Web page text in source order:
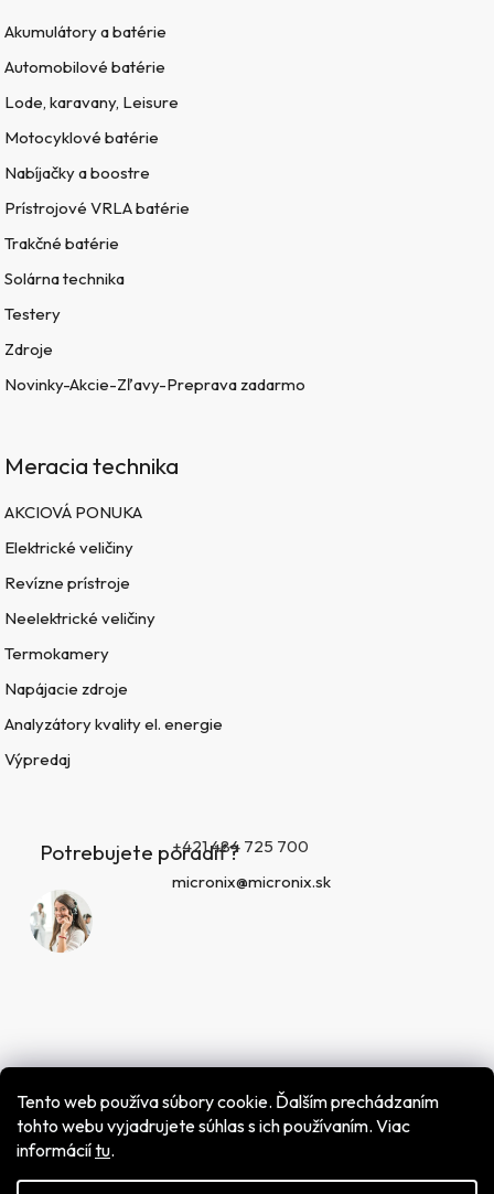
Tento web používa súbory cookie. Ďalším prechádzaním
tohto webu vyjadrujete súhlas s ich používaním. Viac
informáciítu.
Akumulátory a batérie
Automobilové batérie
Lode, karavany, Leisure
Motocyklové batérie
Nabíjačky a boostre
Prístrojové VRLA batérie
Trakčné batérie
Solárna technika
Testery
Zdroje
Novinky-Akcie-Zľavy-Preprava zadarmo
Meracia technika
AKCIOVÁ PONUKA
Elektrické veličiny
Revízne prístroje
Neelektrické veličiny
Termokamery
Napájacie zdroje
Analyzátory kvality el. energie
Výpredaj
Potrebujete poradiť?+421 484 725 700
micronix@micronix.sk
Copyright 2026MICRONIX spol. s r.o.. Všetky práva